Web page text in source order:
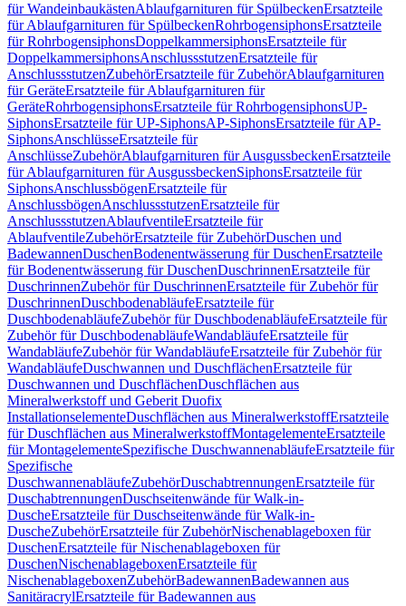
für WandeinbaukästenAblaufgarnituren für SpülbeckenErsatzteile
für Ablaufgarnituren für SpülbeckenRohrbogensiphonsErsatzteile
für RohrbogensiphonsDoppelkammersiphonsErsatzteile für
DoppelkammersiphonsAnschlussstutzenErsatzteile für
AnschlussstutzenZubehörErsatzteile für ZubehörAblaufgarnituren
für GeräteErsatzteile für Ablaufgarnituren für
GeräteRohrbogensiphonsErsatzteile für RohrbogensiphonsUP-
SiphonsErsatzteile für UP-SiphonsAP-SiphonsErsatzteile für AP-
SiphonsAnschlüsseErsatzteile für
AnschlüsseZubehörAblaufgarnituren für AusgussbeckenErsatzteile
für Ablaufgarnituren für AusgussbeckenSiphonsErsatzteile für
SiphonsAnschlussbögenErsatzteile für
AnschlussbögenAnschlussstutzenErsatzteile für
AnschlussstutzenAblaufventileErsatzteile für
AblaufventileZubehörErsatzteile für ZubehörDuschen und
BadewannenDuschenBodenentwässerung für DuschenErsatzteile
für Bodenentwässerung für DuschenDuschrinnenErsatzteile für
DuschrinnenZubehör für DuschrinnenErsatzteile für Zubehör für
DuschrinnenDuschbodenabläufeErsatzteile für
DuschbodenabläufeZubehör für DuschbodenabläufeErsatzteile für
Zubehör für DuschbodenabläufeWandabläufeErsatzteile für
WandabläufeZubehör für WandabläufeErsatzteile für Zubehör für
WandabläufeDuschwannen und DuschflächenErsatzteile für
Duschwannen und DuschflächenDuschflächen aus
Mineralwerkstoff und Geberit Duofix
InstallationselementeDuschflächen aus MineralwerkstoffErsatzteile
für Duschflächen aus MineralwerkstoffMontagelementeErsatzteile
für MontagelementeSpezifische DuschwannenabläufeErsatzteile für
Spezifische
DuschwannenabläufeZubehörDuschabtrennungenErsatzteile für
DuschabtrennungenDuschseitenwände für Walk-in-
DuscheErsatzteile für Duschseitenwände für Walk-in-
DuscheZubehörErsatzteile für ZubehörNischenablageboxen für
DuschenErsatzteile für Nischenablageboxen für
DuschenNischenablageboxenErsatzteile für
NischenablageboxenZubehörBadewannenBadewannen aus
SanitäracrylErsatzteile für Badewannen aus